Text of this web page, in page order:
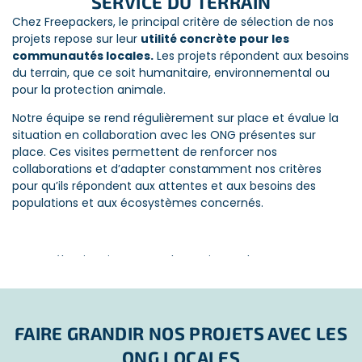
Nous participons à la réalisation des Objectifs de
Développement Durable fixés par les Nations Unies en 2015.
Par exemple, nos projets humanitaires auprès des
communautés contribuent à fournir « une éducation de
qualité pour tous », objectif numéro 4.
PLACEMENT DES VOLONTAIRES SUIVANT LES
BESOINS DU PROJET
Freepackers est un organisme intermédiaire. Nous faisons
le lien entre les structures locales et les volontaires.
en
attentes
ONG LOCALES
LA CO-CONSTRUCTION
Freepackers
choisit ses
privilégiant
ceux qui
permettent
une réelle
collaboration
avec les ONG
.
De cette façon, nous garantissons des missionspérennes,
Les projets que nous proposons sont le résultat de nos
nombreuses années d’expérience, renforcées par les
Chez Freepackers, le principal critère de sélection de nos
projets repose sur leur utilité concrète pour les
communautés locales. Les projets répondent aux besoins
du terrain, que ce soit humanitaire, environnemental ou
pour la protection animale.
Notre équipe se rend régulièrement sur place et évalue la
situation en collaboration avec les ONG présentes sur
place. Ces visites permettent de renforcer nos
collaborations et d’adapter constamment nos critères
pour qu’ils répondent aux attentes et aux besoins des
populations et aux écosystèmes concernés.
Cette sélection rigoureuse des projets a des avantages
enrichissante. Freepackers est aussi très bien intégré
dans le tissu éducatif français et international. Nos
FAIRE GRANDIR NOS PROJETS AVEC LES
ONG LOCALES